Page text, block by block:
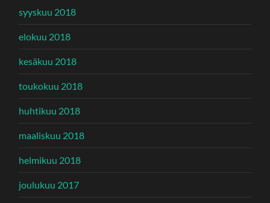
syyskuu 2018
elokuu 2018
kesäkuu 2018
toukokuu 2018
huhtikuu 2018
maaliskuu 2018
helmikuu 2018
joulukuu 2017